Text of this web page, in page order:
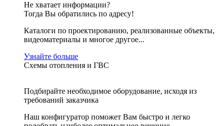
Не хватает информации?
Тогда Вы обратились по адресу!
Каталоги по проектированию, реализованные объекты,
видеоматериалы и многое другое...
Узнайте больше
Схемы отопления и ГВС
Подбирайте необходимое оборудование, исходя из
требований заказчика
Наш конфигуратор поможет Вам быстро и легко